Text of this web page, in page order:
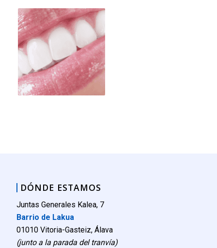
DÓNDE ESTAMOS
Juntas Generales Kalea, 7
Barrio de Lakua
01010 Vitoria-Gasteiz, Álava
(junto a la parada del tranvía)